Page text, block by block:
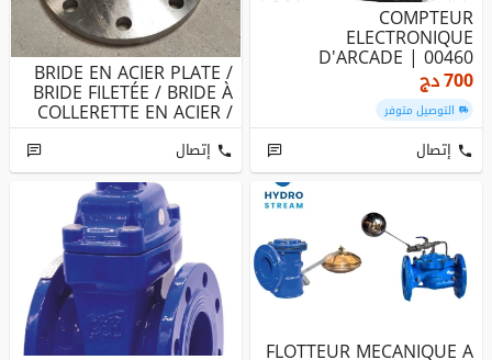
COMPTEUR
ELECTRONIQUE
D'ARCADE | 00460
700دج
التوصيل متوفر
إتصال
BRIDE EN ACIER PLATE /
BRIDE FILETÉE / BRIDE À
COLLERETTE EN ACIER /
B...
إتصال
FLOTTEUR MECANIQUE A